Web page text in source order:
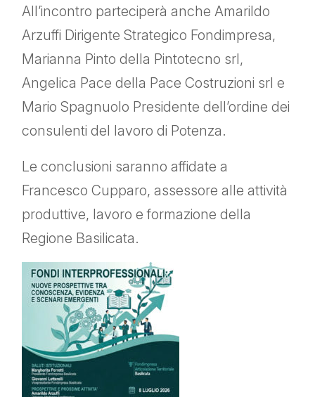
All’incontro parteciperà anche Amarildo
Arzuffi Dirigente Strategico Fondimpresa,
Marianna Pinto della Pintotecno srl,
Angelica Pace della Pace Costruzioni srl e
Mario Spagnuolo Presidente dell’ordine dei
consulenti del lavoro di Potenza.
Le conclusioni saranno affidate a
Francesco Cupparo, assessore alle attività
produttive, lavoro e formazione della
Regione Basilicata.